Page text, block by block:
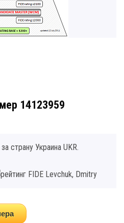
14123959
страну Украина UKR.